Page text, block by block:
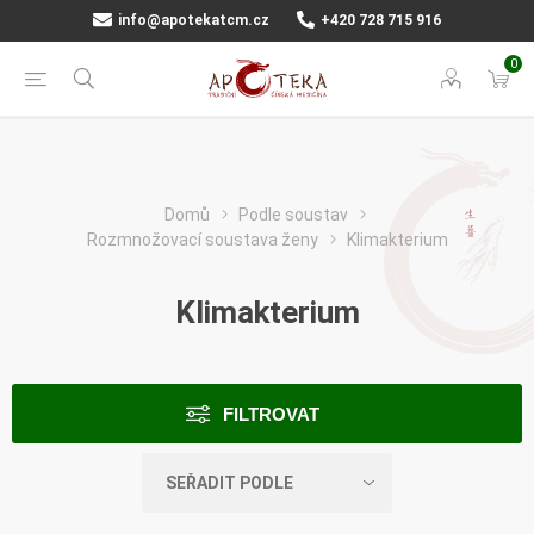
info@apotekatcm.cz +420 728 715 916
0
Domů
Podle soustav
Rozmnožovací soustava ženy
Klimakterium
Klimakterium
FILTROVAT